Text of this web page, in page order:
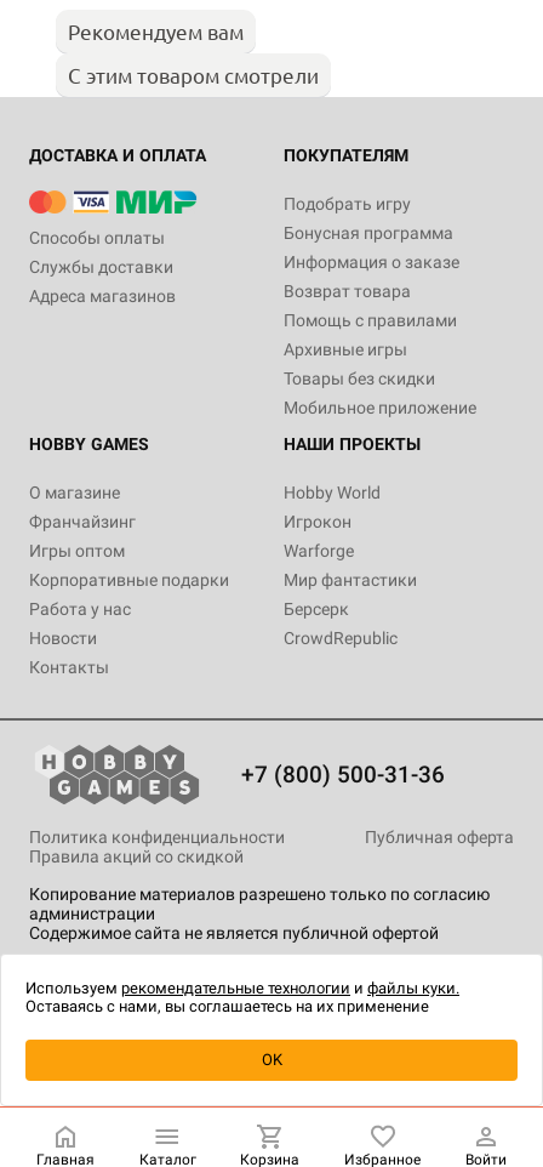
Уведомить о наличии
Рекомендуем вам
С этим товаром смотрели
ДОСТАВКА И ОПЛАТА
Способы оплаты
Службы доставки
Адреса магазинов
ПОКУПАТЕЛЯМ
Подобрать игру
Бонусная программа
Информация о заказе
Возврат товара
Помощь с правилами
Архивные игры
Товары без скидки
Мобильное приложение
HOBBY GAMES
О магазине
Франчайзинг
Игры оптом
Корпоративные подарки
Работа у нас
Новости
Контакты
НАШИ ПРОЕКТЫ
Hobby World
Игрокон
Warforge
Мир фантастики
Берсерк
CrowdRepublic
+7 (800) 500-31-36
Копирование материалов разрешено только по согласию
администрации
Содержимое сайта не является публичной офертой
Политика конфиденциальности
Публичная оферта
Правила акций со скидкой
технологии.
Главная Каталог Корзина Избранное Войти
Используем рекомендательные технологии и файлы куки.
Оставаясь с нами, вы соглашаетесь на их применение
OK